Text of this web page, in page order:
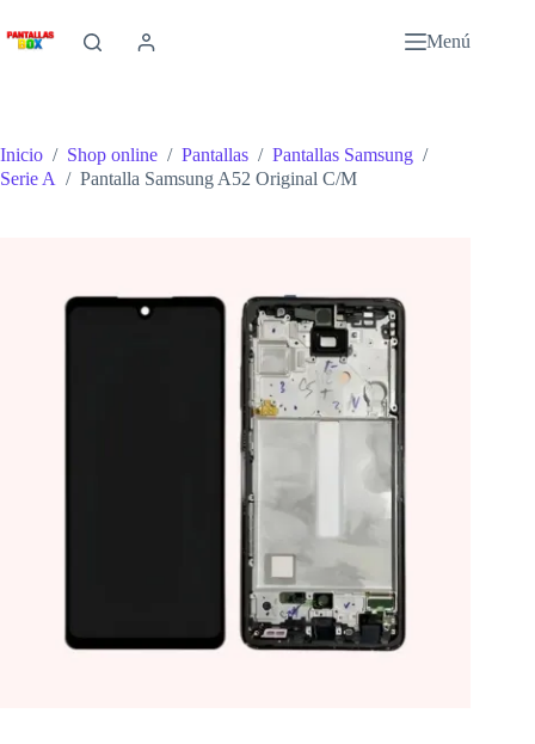
al
contenido
Menú
Inicio / Shop online / Pantallas / Pantallas Samsung /
Serie A / Pantalla Samsung A52 Original C/M